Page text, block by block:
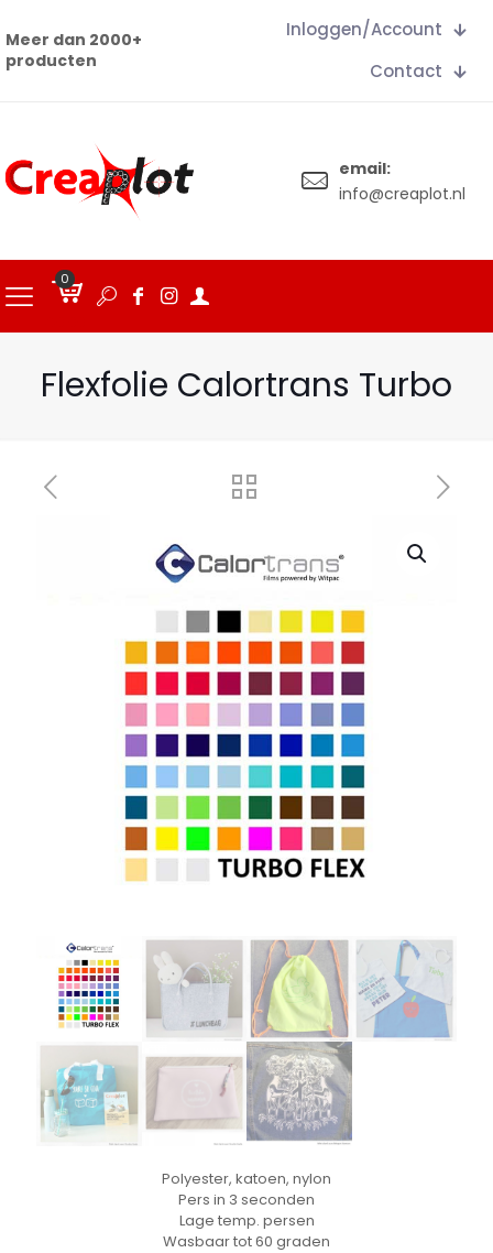
Meer dan 2000+
producten
Inloggen/Account
Contact
email:
info@creaplot.nl
0
Flexfolie Calortrans Turbo
Polyester, katoen, nylon
Pers in 3 seconden
Lage temp. persen
Wasbaar tot 60 graden